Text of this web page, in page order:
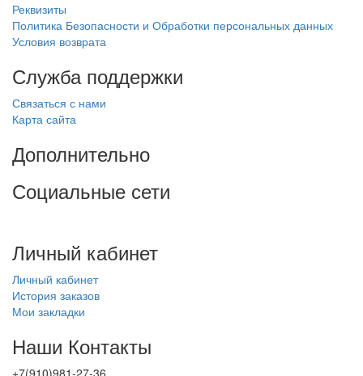
Реквизиты
Политика Безопасности и Обработки персональных данных
Условия возврата
Служба поддержки
Связаться с нами
Карта сайта
Дополнительно
Социальные сети
Личный кабинет
Личный кабинет
История заказов
Мои закладки
Наши Контакты
+7(910)981-27-36